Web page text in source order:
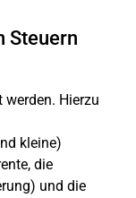
Steuern
werden. Hierzu
kleine)
die
und die